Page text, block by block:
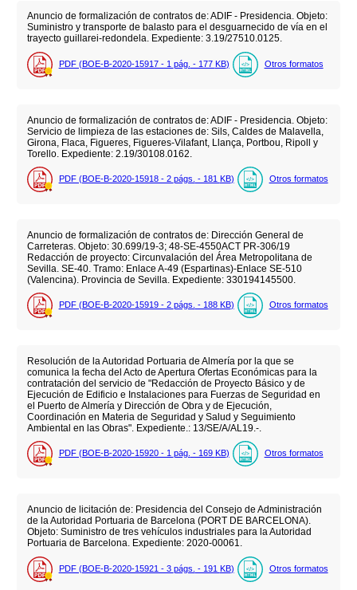
Anuncio de formalización de contratos de: ADIF - Presidencia. Objeto:
Suministro y transporte de balasto para el desguarnecido de vía en el
trayecto guillarei-redondela. Expediente: 3.19/27510.0125.
PDF (BOE-B-2020-15917 - 1 pág. - 177 KB) Otros formatos
Anuncio de formalización de contratos de: ADIF - Presidencia. Objeto:
Servicio de limpieza de las estaciones de: Sils, Caldes de Malavella,
Girona, Flaca, Figueres, Figueres-Vilafant, Llança, Portbou, Ripoll y
Torello. Expediente: 2.19/30108.0162.
PDF (BOE-B-2020-15918 - 2 págs. - 181 KB) Otros formatos
Anuncio de formalización de contratos de: Dirección General de
Carreteras. Objeto: 30.699/19-3; 48-SE-4550ACT PR-306/19
Redacción de proyecto: Circunvalación del Área Metropolitana de
Sevilla. SE-40. Tramo: Enlace A-49 (Espartinas)-Enlace SE-510
(Valencina). Provincia de Sevilla. Expediente: 330194145500.
PDF (BOE-B-2020-15919 - 2 págs. - 188 KB) Otros formatos
Resolución de la Autoridad Portuaria de Almería por la que se
comunica la fecha del Acto de Apertura Ofertas Económicas para la
contratación del servicio de "Redacción de Proyecto Básico y de
Ejecución de Edificio e Instalaciones para Fuerzas de Seguridad en
el Puerto de Almería y Dirección de Obra y de Ejecución,
Coordinación en Materia de Seguridad y Salud y Seguimiento
Ambiental en las Obras". Expediente.: 13/SE/A/AL19.-.
PDF (BOE-B-2020-15920 - 1 pág. - 169 KB) Otros formatos
Anuncio de licitación de: Presidencia del Consejo de Administración
de la Autoridad Portuaria de Barcelona (PORT DE BARCELONA).
Objeto: Suministro de tres vehículos industriales para la Autoridad
Portuaria de Barcelona. Expediente: 2020-00061.
PDF (BOE-B-2020-15921 - 3 págs. - 191 KB) Otros formatos